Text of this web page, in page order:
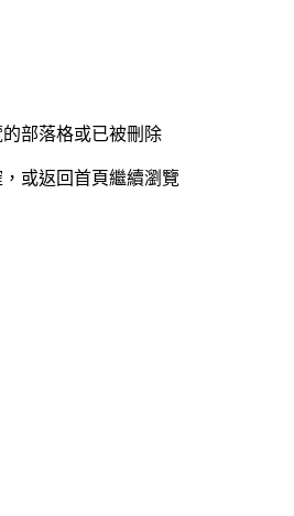
部落格或已被刪除
或返回首頁繼續瀏覽